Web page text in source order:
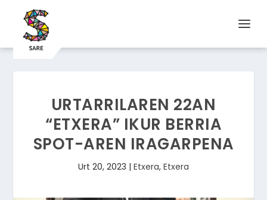
URTARRILAREN 22AN
“ETXERA” IKUR BERRIA
SPOT-AREN IRAGARPENA
Urt 20, 2023 | Etxera, Etxera